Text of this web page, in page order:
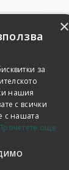
×
за
нашия
с всички
с нашата
още